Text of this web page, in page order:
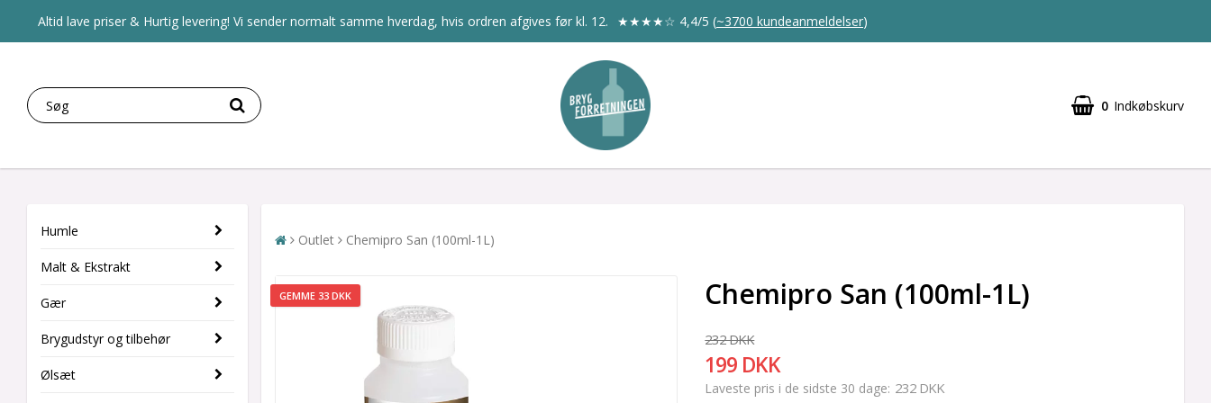
Altid lave priser & Hurtig levering! Vi sender normalt samme hverdag, hvis ordren afgives før kl. 12. ★★★★☆ 4,4/5 (~3700 kundeanmeldelser)
0 Indkøbskurv
Humle
Malt & Ekstrakt
Gær
Brygudstyr og tilbehør
Ølsæt
Outlet Chemipro San (100ml-1L)
GEMME 33 DKK Chemipro San (100ml-1L)
232 DKK
199 DKK
Laveste pris i de sidste 30 dage 232 DKK